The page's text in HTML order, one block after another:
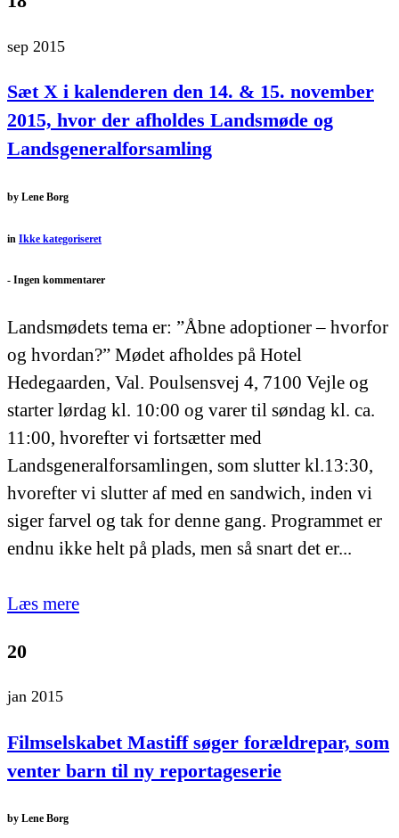
sep 2015
Sæt X i kalenderen den 14. & 15. november
2015, hvor der afholdes Landsmøde og
Landsgeneralforsamling
by Lene Borg
in Ikke kategoriseret
- Ingen kommentarer
Landsmødets tema er: ”Åbne adoptioner – hvorfor
og hvordan?” Mødet afholdes på Hotel
Hedegaarden, Val. Poulsensvej 4, 7100 Vejle og
starter lørdag kl. 10:00 og varer til søndag kl. ca.
11:00, hvorefter vi fortsætter med
Landsgeneralforsamlingen, som slutter kl.13:30,
hvorefter vi slutter af med en sandwich, inden vi
siger farvel og tak for denne gang. Programmet er
endnu ikke helt på plads, men så snart det er...
Læs mere
20
jan 2015
Filmselskabet Mastiff søger forældrepar, som
venter barn til ny reportageserie
by Lene Borg